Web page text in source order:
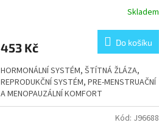
je
z
5
hvězdiček.
Skladem
453 Kč Do košíku
HORMONÁLNÍ SYSTÉM, ŠTÍTNÁ ŽLÁZA,
REPRODUKČNÍ SYSTÉM, PRE-MENSTRUAČNÍ
A MENOPAUZÁLNÍ KOMFORT
Kód: J96688